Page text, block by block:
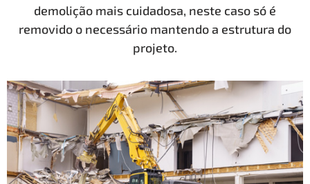
demolição mais cuidadosa, neste caso só é
removido o necessário mantendo a estrutura do
projeto.